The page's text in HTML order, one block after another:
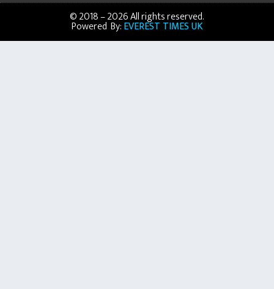
© 2018 – 2026 All rights reserved.
Powered By:EVEREST TIMES UK